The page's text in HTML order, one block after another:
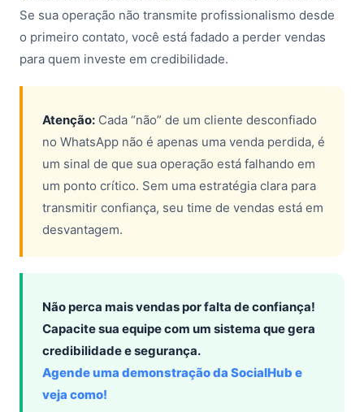
Se sua operação não transmite profissionalismo desde
o primeiro contato, você está fadado a perder vendas
para quem investe em credibilidade.
Atenção: Cada “não” de um cliente desconfiado
no WhatsApp não é apenas uma venda perdida, é
um sinal de que sua operação está falhando em
um ponto crítico. Sem uma estratégia clara para
transmitir confiança, seu time de vendas está em
desvantagem.
Não perca mais vendas por falta de confiança!
Capacite sua equipe com um sistema que gera
credibilidade e segurança.
Agende uma demonstração da SocialHub e
veja como!